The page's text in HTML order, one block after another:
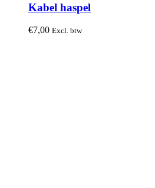
Kabel haspel
€7,00 Excl. btw